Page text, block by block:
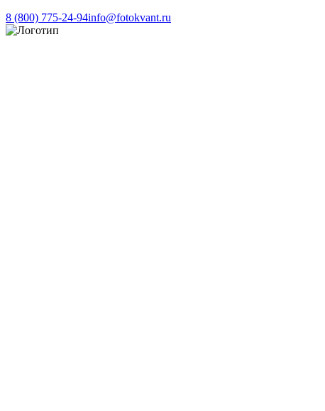
8 (800) 775-24-94info@fotokvant.ru